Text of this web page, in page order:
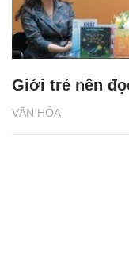
VĂN HÓA
Giới trẻ nên